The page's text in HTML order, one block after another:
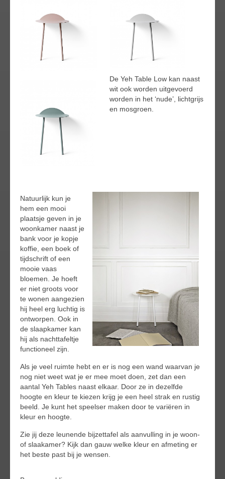
De Yeh Table Low kan naast
wit ook worden uitgevoerd
worden in het ‘nude’, lichtgrijs
en mosgroen.
Natuurlijk kun je
hem een mooi
plaatsje geven in je
woonkamer naast je
bank voor je kopje
koffie, een boek of
tijdschrift of een
mooie vaas
bloemen. Je hoeft
er niet groots voor
te wonen aangezien
hij heel erg luchtig is
ontworpen. Ook in
de slaapkamer kan
hij als nachttafeltje
functioneel zijn.
Als je veel ruimte hebt en er is nog een wand waarvan je
nog niet weet wat je er mee moet doen, zet dan een
aantal Yeh Tables naast elkaar. Door ze in dezelfde
hoogte en kleur te kiezen krijg je een heel strak en rustig
beeld. Je kunt het speelser maken door te variëren in
kleur en hoogte.
Zie jij deze leunende bijzettafel als aanvulling in je woon-
of slaakamer? Kijk dan gauw welke kleur en afmeting er
het beste past bij je wensen.